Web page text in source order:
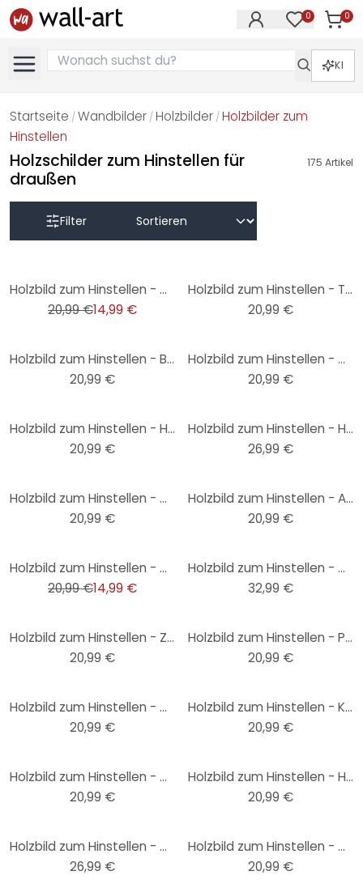
0 0
KI
Startseite /Wandbilder / Holzbilder /Holzbilder zum
Hinstellen
Holzschilder zum Hinstellen für
draußen
175 Artikel
Filter
Holzbild zum Hinstellen - Grammatik - Hakuna Matata - 15x15 cm
20,99 €14,99 €
Holzbild zum Hinstellen - This is us - 15x15 cm
20,99 €
Holzbild zum Hinstellen - Banksy - Girl with the red balloon - 15x15 cm
20,99 €
Holzbild zum Hinstellen - Die schönsten Zeiten im Leben 02 - 15x15 cm
20,99 €
Holzbild zum Hinstellen - Hakuna Matata mit Pfeil - 15x15 cm
20,99 €
Holzbild zum Hinstellen - Hagenmeyer - Bin morgens immer gut drauf - 15x15 cm
26,99 €
Holzbild zum Hinstellen - Grammatik - Freunde - 15x15 cm
20,99 €
Holzbild zum Hinstellen - A smile is the prettiest thing 02 - 15x15 cm
20,99 €
Holzbild zum Hinstellen - Grammatik - Moin - 15x15 cm
20,99 €14,99 €
Holzbild zum Hinstellen - Don't let idiots ruin your day - Prints by Ayleen - 15x15 cm
32,99 €
Holzbild zum Hinstellen - Zuerst immer Kaffee und dann die Welt - 15x15 cm
20,99 €
Holzbild zum Hinstellen - Positive Thinking - 15x15 cm
20,99 €
Holzbild zum Hinstellen - Grammatik - Familie - 15x15 cm
20,99 €
Holzbild zum Hinstellen - Karma regelt das schon - 15x15 cm
20,99 €
Holzbild zum Hinstellen - Die geheime Zutat ist immer Liebe - 15x15 cm
20,99 €
Holzbild zum Hinstellen - Heute ist ein guter Tag um glücklich zu sein - 15x15 cm
20,99 €
Holzbild zum Hinstellen - Graves - Sneaky Cat - 15x15 cm
26,99 €
Holzbild zum Hinstellen - Get naked - 15x15 cm
20,99 €